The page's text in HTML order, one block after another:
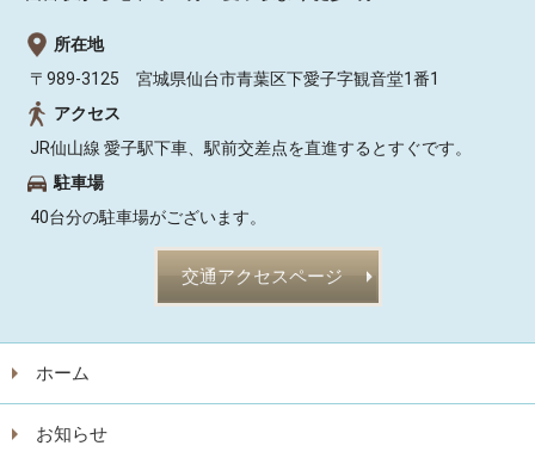
所在地
〒989-3125 宮城県仙台市青葉区下愛子字観音堂1番1
アクセス
JR仙山線 愛子駅下車、駅前交差点を直進するとすぐです。
駐車場
40台分の駐車場がございます。
交通アクセスページ
ホーム
お知らせ